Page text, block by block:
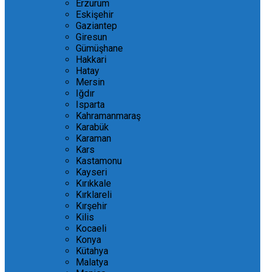
Erzurum
Eskişehir
Gaziantep
Giresun
Gümüşhane
Hakkari
Hatay
Mersin
Iğdır
Isparta
Kahramanmaraş
Karabük
Karaman
Kars
Kastamonu
Kayseri
Kırıkkale
Kırklareli
Kırşehir
Kilis
Kocaeli
Konya
Kütahya
Malatya